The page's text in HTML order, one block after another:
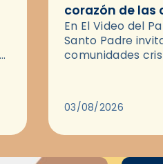
corazón de las
En El Video del
Santo Padre
comunidades
03/08/2026